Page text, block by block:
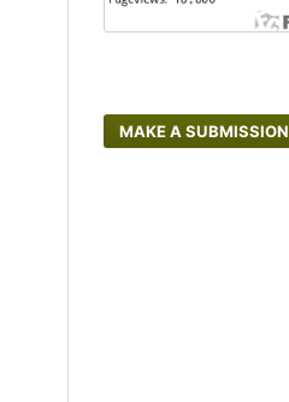
MAKE A SUBMISSION